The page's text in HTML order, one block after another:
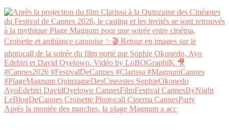
Après la montée des marches, la plage Magnum a acc